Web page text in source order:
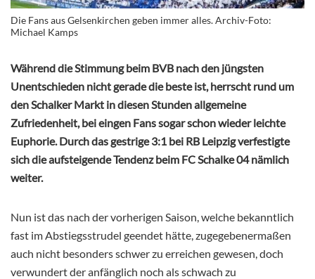
Die Fans aus Gelsenkirchen geben immer alles. Archiv-Foto:
Michael Kamps
Während die Stimmung beim BVB nach den jüngsten
Unentschieden nicht gerade die beste ist, herrscht rund um
den Schalker Markt in diesen Stunden allgemeine
Zufriedenheit, bei eingen Fans sogar schon wieder leichte
Euphorie. Durch das gestrige 3:1 bei RB Leipzig verfestigte
sich die aufsteigende Tendenz beim FC Schalke 04 nämlich
weiter.
Nun ist das nach der vorherigen Saison, welche bekanntlich
fast im Abstiegsstrudel geendet hätte, zugegebenermaßen
auch nicht besonders schwer zu erreichen gewesen, doch
verwundert der anfänglich noch als schwach zu